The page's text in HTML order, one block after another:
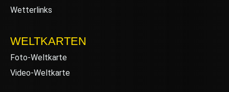
Wetterlinks
WELTKARTEN
Foto-Weltkarte
Video-Weltkarte